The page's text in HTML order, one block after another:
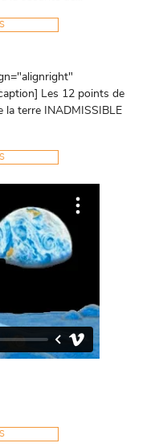
Les 12 points de
la terre INADMISSIBLE